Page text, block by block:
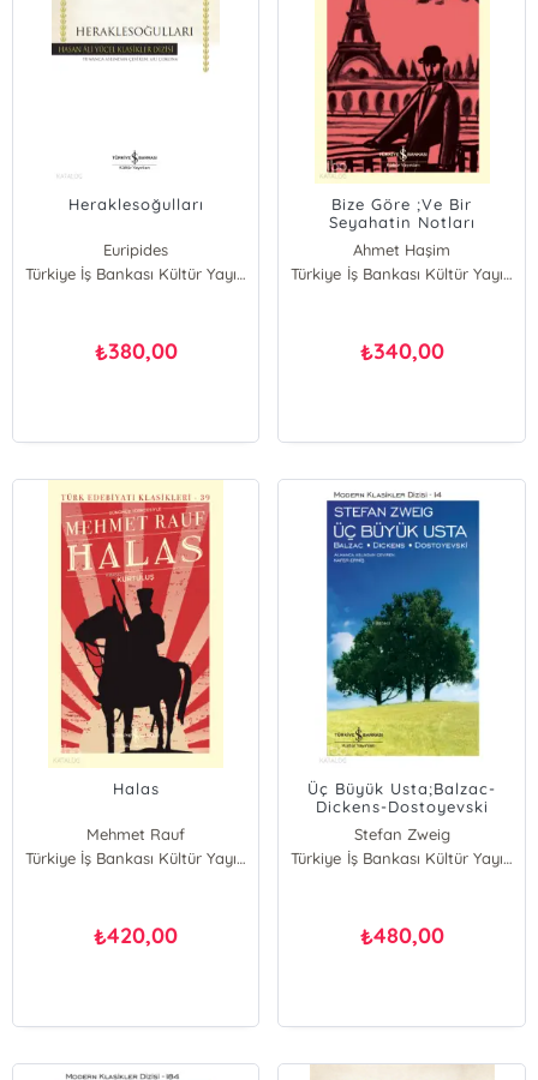
Heraklesoğulları
Euripides
Türkiye İş Bankası Kültür Yayınları
₺380,00
Bize Göre ;Ve Bir
Seyahatin Notları
Ahmet Haşim
Türkiye İş Bankası Kültür Yayınları
₺340,00
Halas
Mehmet Rauf
Türkiye İş Bankası Kültür Yayınları
₺420,00
Üç Büyük Usta;Balzac-
Dickens-Dostoyevski
Stefan Zweig
Türkiye İş Bankası Kültür Yayınları
₺480,00